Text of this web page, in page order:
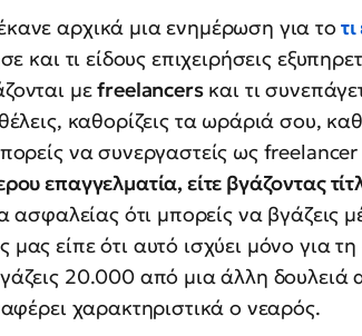
αρχικά μια ενημέρωση για το
και τι είδους επιχειρήσεις
μεfreelancersκαι τι
καθορίζεις τα ωράριά σου,
να συνεργαστείς ως freelancer
επαγγελματία, είτε βγάζοντας
ασφαλείας ότι μπορείς να βγάζεις
είπε ότι αυτό ισχύει μόνο για
20.000 από μια άλλη δουλειά
χαρακτηριστικά ο νεαρός.